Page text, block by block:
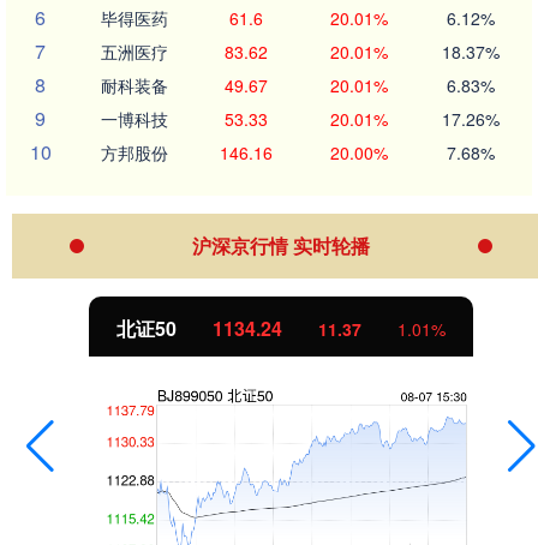
6 毕得医药 61.6 20.01% 6.12%
7 五洲医疗 83.62 20.01% 18.37%
8 耐科装备 49.67 20.01% 6.83%
9 一博科技 53.33 20.01% 17.26%
10 方邦股份 146.16 20.00% 7.68%
沪深京行情 实时轮播
北证50 1134.24 11.37 1.01%